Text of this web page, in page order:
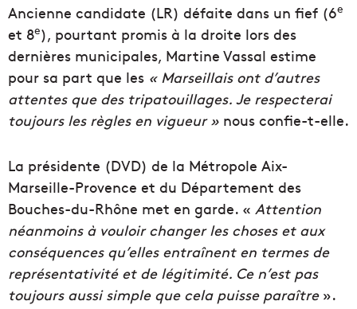
Ancienne candidate (LR) défaite dans un fief (6e
et 8e), pourtant promis à la droite lors des
dernières municipales, Martine Vassal estime
pour sa part que les « Marseillais ont d’autres
attentes que des tripatouillages. Je respecterai
toujours les règles en vigueur » nous confie-t-elle.
La présidente (DVD) de la Métropole Aix-
Marseille-Provence et du Département des
Bouches-du-Rhône met en garde. « Attention
néanmoins à vouloir changer les choses et aux
conséquences qu’elles entraînent en termes de
représentativité et de légitimité. Ce n’est pas
toujours aussi simple que cela puisse paraître».